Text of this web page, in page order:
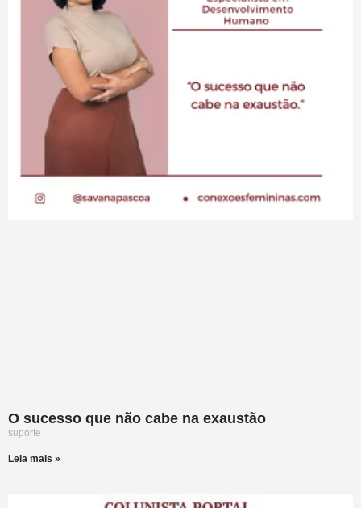
O sucesso que não cabe na exaustão
suporte
Leia mais »